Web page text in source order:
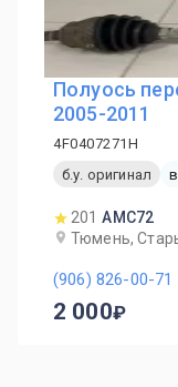
Полуось
2005-2011
4F0407271H
б.у. оригинал
201 AMC72
Тюмень,
(906) 826-00-71
2 000